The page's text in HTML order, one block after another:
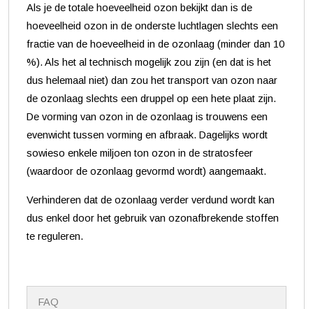
Als je de totale hoeveelheid ozon bekijkt dan is de
hoeveelheid ozon in de onderste luchtlagen slechts een
fractie van de hoeveelheid in de ozonlaag (minder dan 10
%). Als het al technisch mogelijk zou zijn (en dat is het
dus helemaal niet) dan zou het transport van ozon naar
de ozonlaag slechts een druppel op een hete plaat zijn.
De vorming van ozon in de ozonlaag is trouwens een
evenwicht tussen vorming en afbraak. Dagelijks wordt
sowieso enkele miljoen ton ozon in de stratosfeer
(waardoor de ozonlaag gevormd wordt) aangemaakt.
Verhinderen dat de ozonlaag verder verdund wordt kan
dus enkel door het gebruik van ozonafbrekende stoffen
te reguleren.
FAQ